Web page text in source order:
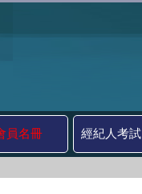
員名冊 經紀人考試